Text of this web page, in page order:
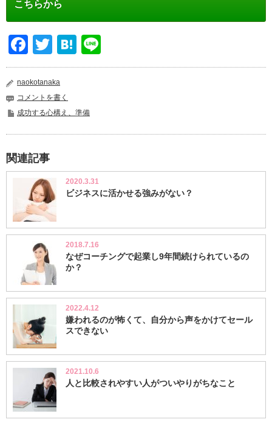
こちらから
Facebook
TwitterHatena
naokotanaka
コメントを書く
成功する心構え、準備
関連記事
2020.3.31
ビジネスに活かせる強みがない？
2018.7.16
なぜコーチングで起業し9年間続けられているの
か？
2022.4.12
嫌われるのが怖くて、自分から声をかけてセール
スできない
2021.10.6
人と比較されやすい人がついやりがちなこと